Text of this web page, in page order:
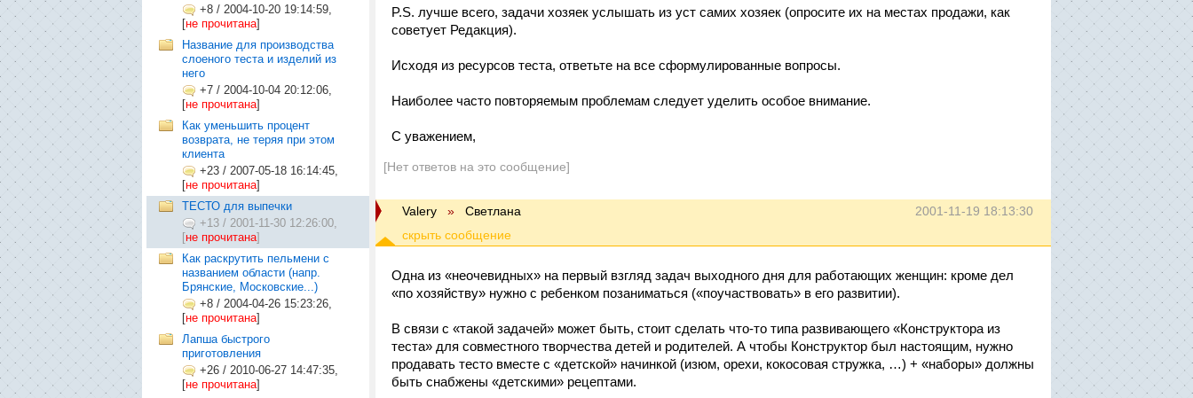
+8 / 2004-10-20 19:14:59,
[не прочитана]
Название для производства
слоеного теста и изделий из
него
+7 / 2004-10-04 20:12:06,
[не прочитана]
Как уменьшить процент
возврата, не теряя при этом
клиента
+23 / 2007-05-18 16:14:45,
[не прочитана]
ТЕСТО для выпечки
+13 / 2001-11-30 12:26:00,
[не прочитана]
Как раскрутить пельмени с
названием области (напр.
Брянские, Московские...)
+8 / 2004-04-26 15:23:26,
[не прочитана]
Лапша быстрого
приготовления
+26 / 2010-06-27 14:47:35,
[не прочитана]
P.S. лучше всего, задачи хозяек услышать из уст самих хозяек (опросите их на местах продажи, как
советует Редакция).
Исходя из ресурсов теста, ответьте на все сформулированные вопросы.
Наиболее часто повторяемым проблемам следует уделить особое внимание.
С уважением,
[Нет ответов на это сообщение]
2001-11-19 18:13:30
Valery » Cветлана
Одна из «неочевидных» на первый взгляд задач выходного дня для работающих женщин: кроме дел
«по хозяйству» нужно с ребенком позаниматься («поучаствовать» в его развитии).
В связи с «такой задачей» может быть, стоит сделать что-то типа развивающего «Конструктора из
теста» для совместного творчества детей и родителей. А чтобы Конструктор был настоящим, нужно
продавать тесто вместе с «детской» начинкой (изюм, орехи, кокосовая стружка, …) + «наборы» должны
быть снабжены «детскими» рецептами.